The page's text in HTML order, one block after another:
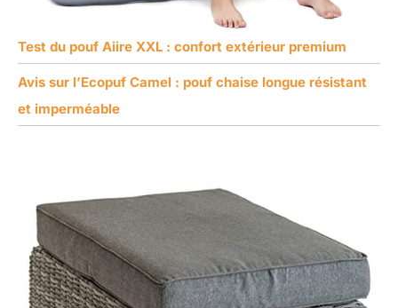
Test du pouf Aiire XXL : confort extérieur premium
Avis sur l’Ecopuf Camel : pouf chaise longue résistant
et imperméable